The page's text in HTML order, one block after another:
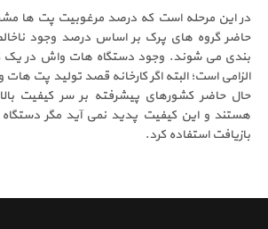
در این مرحله است که درصد مرغوبیت پت ها
حاضر گروه های پرک بر اساس درصد وجود
بندی می شوند. وجود دستگاه هات واش در یک
الزامی است؛ البته اگر کارخانه قصد تولید پت
حال حاضر کشورهای پیشرفته بر سر کیفیت
هستند و این کیفیت پدید نمی آید مگر دستگاه
بازیافت استفاده کرد.